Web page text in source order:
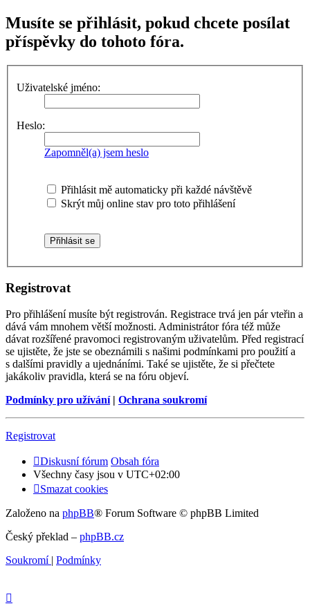
Musíte se přihlásit, pokud chcete posílat
příspěvky do tohoto fóra.
Uživatelské jméno:
Heslo:
Zapomněl(a) jsem heslo
Přihlásit mě automaticky při každé návštěvě
Skrýt můj online stav pro toto přihlášení
Registrovat
Pro přihlášení musíte být registrován. Registrace trvá jen pár vteřin a
dává vám mnohem větší možnosti. Administrátor fóra též může
dávat rozšířené pravomoci registrovaným uživatelům. Před registrací
se ujistěte, že jste se obeznámili s našimi podmínkami pro použití a
s dalšími pravidly a ujednáními. Také se ujistěte, že si přečtete
jakákoliv pravidla, která se na fóru objeví.
Podmínky pro užívání| Ochrana soukromí
Registrovat
Diskusní fórum Obsah fóra
Všechny časy jsou v UTC+02:00
Smazat cookies
Založeno na phpBB® Forum Software © phpBB Limited
Český překlad – phpBB.cz
Soukromí | Podmínky